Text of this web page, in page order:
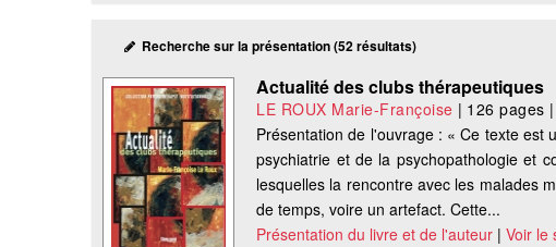
Recherche sur la présentation (52 résultats)
Actualité des clubs thérapeutiques
LE ROUX Marie-Françoise | 126 pages |
Présentation de l'ouvrage : « Ce texte est
psychiatrie et de la psychopathologie et
lesquelles la rencontre avec les malades
de temps, voire un artefact. Cette...
Présentation du livre et de l'auteur |Voir le